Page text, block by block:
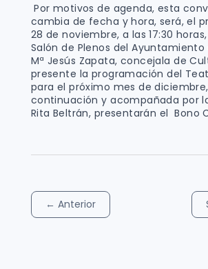
Por motivos de agenda, esta
cambia de fecha y hora, será, el
28 de noviembre, a las 17:30
Salón de Plenos del Ayuntamiento
Mª Jesús Zapata, concejala de
presente la programación del
para el próximo mes de
continuación y acompañada por
Rita Beltrán, presentarán el Bono
← Anterior